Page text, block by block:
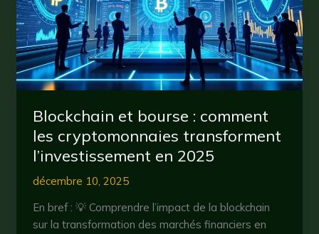
gains
avec
les
cryptomonnaies
Blockchain et bourse : comment
les cryptomonnaies transforment
l’investissement en 2025
décembre 10, 2025
En bref : 💡 Comprendre l’impact de la blockchain
sur la transformation des marchés financiers en